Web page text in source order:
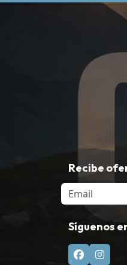
Recibe
Email
Síguenos